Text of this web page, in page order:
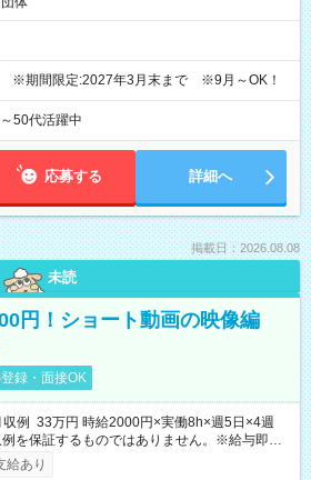
※期間限定:2027年3月末まで ※9月～OK！
50代活躍中
応募する 詳細へ
掲載日：2026.08.08
未読
円！ショート動画の映像編
録・面接OK
例 33万円 時給2000円×実働8h×週5日×4週
を保証するものではありません。※給与即受
可（利用条件有）
給あり